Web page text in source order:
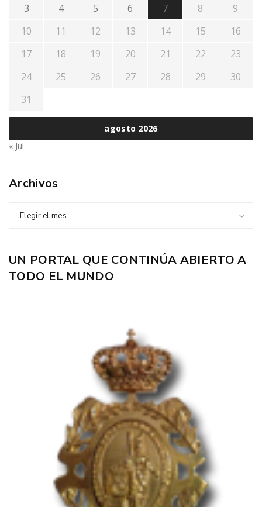
agosto 2026
3 4 5 6 7 8
9
10
11 12 13 14 15
16
17
18 19 20 21 22
23
24
25 26 27 28 29
30
31
« Jul
Archivos
Elegir el mes
UN PORTAL QUE CONTINÚA ABIERTO A
TODO EL MUNDO